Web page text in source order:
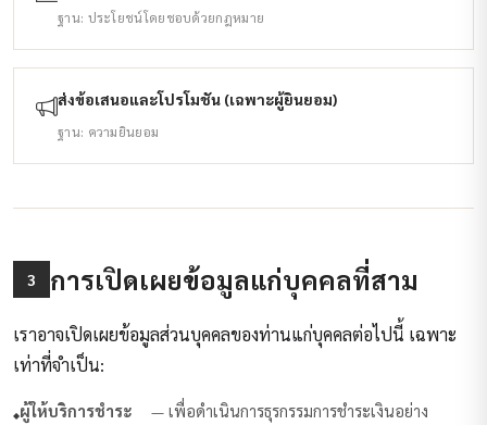
ฐาน: ประโยชน์โดยชอบด้วยกฎหมาย
ส่งข้อเสนอและโปรโมชัน (เฉพาะผู้ยินยอม)
ฐาน: ความยินยอม
3 การเปิดเผยข้อมูลแก่บุคคลที่สาม
เราอาจเปิดเผยข้อมูลส่วนบุคคลของท่านแก่บุคคลต่อไปนี้ เฉพาะ
เท่าที่จำเป็น:
ผู้ให้บริการชำระ
— เพื่อดำเนินการธุรกรรมการชำระเงินอย่าง